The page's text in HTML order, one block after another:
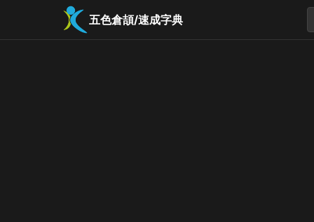
五色倉頡/速成字典